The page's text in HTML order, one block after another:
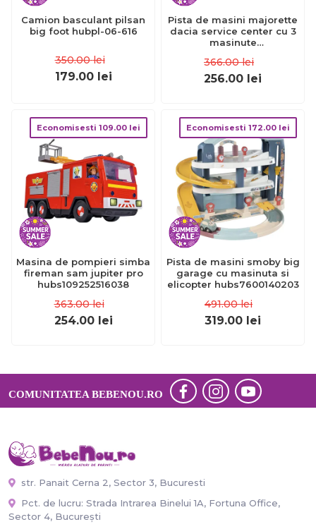
Camion basculant pilsan
big foot hubpl-06-616
350.00 lei
179.00 lei
Pista de masini majorette
dacia service center cu 3
masinute
366.00 lei
256.00 lei
Economisesti 109.00 lei
Masina de pompieri simba
fireman sam jupiter pro
hubs109252516038
363.00 lei
254.00 lei
Economisesti 172.00 lei
Pista de masini smoby big
garage cu masinuta si
elicopter hubs7600140203
491.00 lei
319.00 lei
COMUNITATEA BEBENOU.RO
str. Panait Cerna 2, Sector 3, Bucuresti
Pct. de lucru: Strada Intrarea Binelui 1A, Fortuna Office,
Sector 4, București